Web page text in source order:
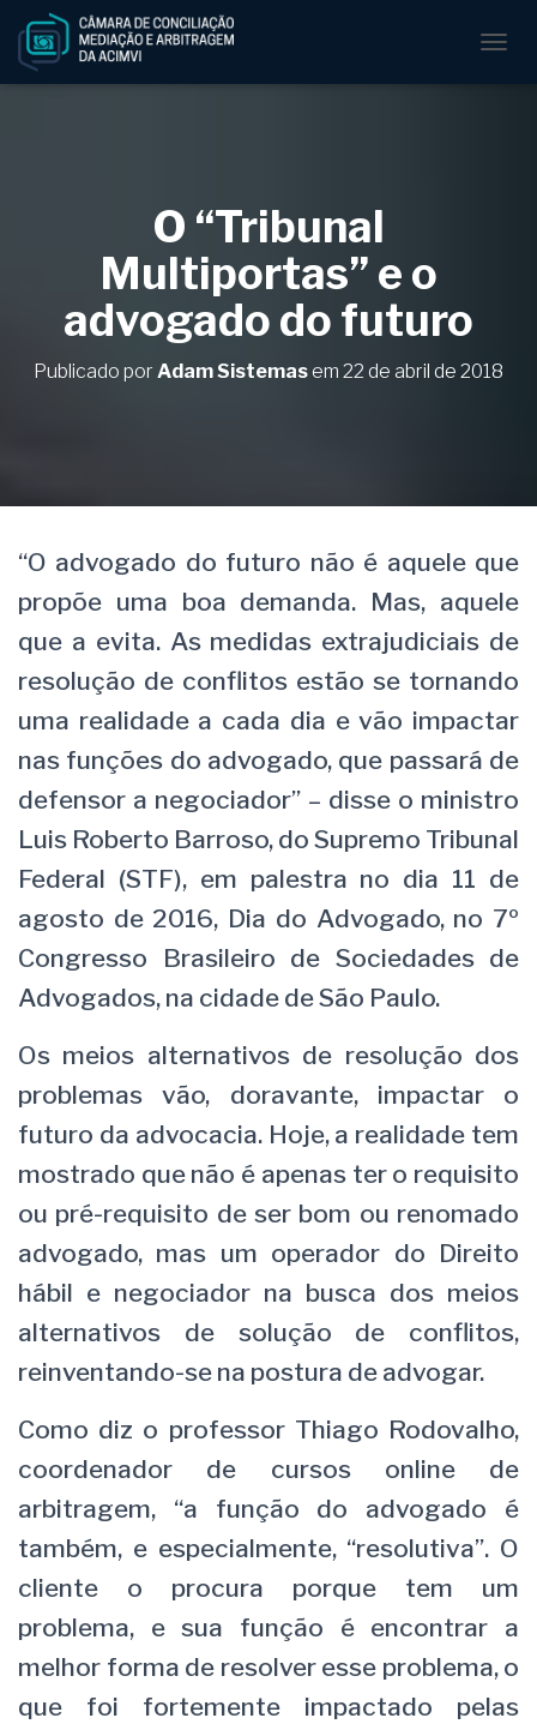
Ç
O “Tribunal
Multiportas” e o
advogado do futuro
Publicado por Adam Sistemas em 22 de abril de 2018
“O advogado do futuro não é aquele que
propõe uma boa demanda. Mas, aquele
que a evita. As medidas extrajudiciais de
resolução de conflitos estão se tornando
uma realidade a cada dia e vão impactar
nas funções do advogado, que passará de
defensor a negociador” – disse o ministro
Luis Roberto Barroso, do Supremo Tribunal
Federal (STF), em palestra no dia 11 de
agosto de 2016, Dia do Advogado, no 7º
Congresso Brasileiro de Sociedades de
Advogados, na cidade de São Paulo.
Os meios alternativos de resolução dos
problemas vão, doravante, impactar o
futuro da advocacia. Hoje, a realidade tem
mostrado que não é apenas ter o requisito
ou pré-requisito de ser bom ou renomado
advogado, mas um operador do Direito
hábil e negociador na busca dos meios
alternativos de solução de conflitos,
reinventando-se na postura de advogar.
Como diz o professor Thiago Rodovalho,
coordenador de cursos online de
arbitragem, “a função do advogado é
também, e especialmente, “resolutiva”. O
cliente o procura porque tem um
problema, e sua função é encontrar a
melhor forma de resolver esse problema, o
que foi fortemente impactado pelas